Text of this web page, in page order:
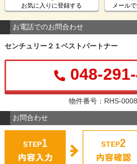
お気に入りに登録する メール
お電話でのお問合わせ
センチュリー２１ベストパートナー
048-
物件番号：RHS-
お問合わせ